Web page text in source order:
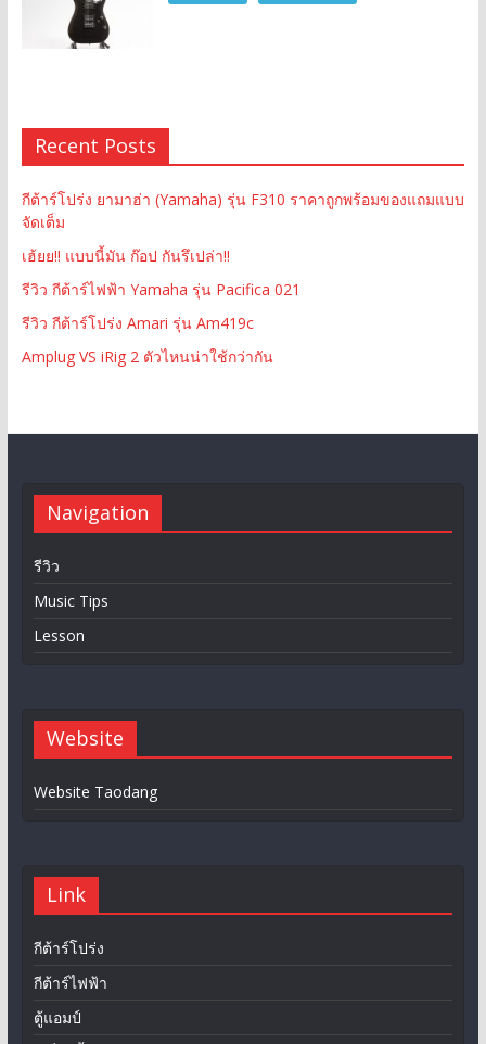
Recent Posts
กีต้าร์โปร่ง ยามาฮ่า (Yamaha) รุ่น F310 ราคาถูกพร้อมของแถมแบบ
จัดเต็ม
เฮ้ยย!! แบบนี้มัน ก๊อป กันรึเปล่า!!
รีวิว กีต้าร์ไฟฟ้า Yamaha รุ่น Pacifica 021
รีวิว กีต้าร์โปร่ง Amari รุ่น Am419c
Amplug VS iRig 2 ตัวไหนน่าใช้กว่ากัน
Navigation
รีวิว
Music Tips
Lesson
Website
Website Taodang
Link
กีต้าร์โปร่ง
กีต้าร์ไฟฟ้า
ตู้แอมป์